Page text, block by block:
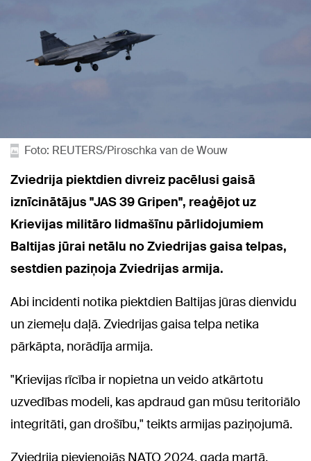
Foto: REUTERS/Piroschka van de Wouw
Zviedrija piektdien divreiz pacēlusi gaisā
iznīcinātājus "JAS 39 Gripen", reaģējot uz
Krievijas militāro lidmašīnu pārlidojumiem
Baltijas jūrai netālu no Zviedrijas gaisa telpas,
sestdien paziņoja Zviedrijas armija.
Abi incidenti notika piektdien Baltijas jūras dienvidu
un ziemeļu daļā. Zviedrijas gaisa telpa netika
pārkāpta, norādīja armija.
"Krievijas rīcība ir nopietna un veido atkārtotu
uzvedības modeli, kas apdraud gan mūsu teritoriālo
integritāti, gan drošību," teikts armijas paziņojumā.
Zviedrija pievienojās NATO 2024. gada martā.